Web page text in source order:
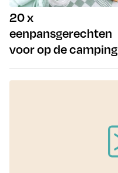
20 x
eenpansgerechten
voor op de camping